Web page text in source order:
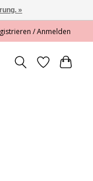
/ Anmelden
»